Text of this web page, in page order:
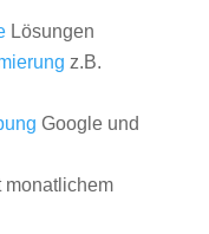
Lösungen
z.B.
Google und
monatlichem